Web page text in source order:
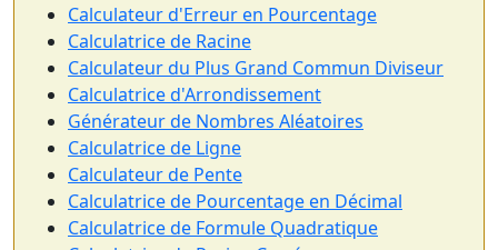
Calculateur d'Erreur en Pourcentage
Calculatrice de Racine
Calculateur du Plus Grand Commun Diviseur
Calculatrice d'Arrondissement
Générateur de Nombres Aléatoires
Calculatrice de Ligne
Calculateur de Pente
Calculatrice de Pourcentage en Décimal
Calculatrice de Formule Quadratique